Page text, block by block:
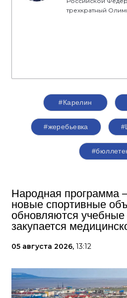
трехкратный
#Карелин
#жеребьевка
Народная программа
новые спортивные
обновляются
закупается
05 августа 2026, 13:12